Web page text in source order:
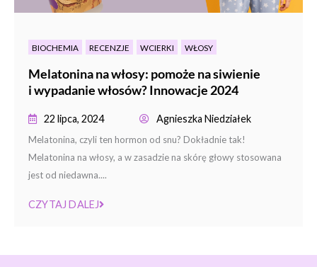
BIOCHEMIA RECENZJE WCIERKI WŁOSY
Melatonina na włosy: pomoże na siwienie
i wypadanie włosów? Innowacje 2024
22 lipca, 2024 Agnieszka Niedziałek
Melatonina, czyli ten hormon od snu? Dokładnie tak!
Melatonina na włosy, a w zasadzie na skórę głowy stosowana
jest od niedawna....
CZYTAJ DALEJ